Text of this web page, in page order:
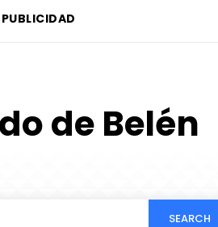
PUBLICIDAD
de Belén
SEARCH